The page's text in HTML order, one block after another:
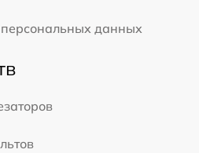
персональных данных